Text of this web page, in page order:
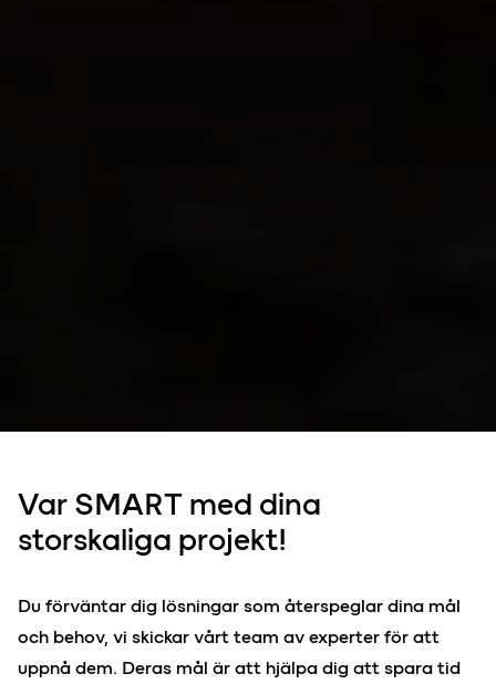
Var SMART med dina
storskaliga projekt!
Du förväntar dig lösningar som återspeglar dina mål
och behov, vi skickar vårt team av experter för att
uppnå dem. Deras mål är att hjälpa dig att spara tid